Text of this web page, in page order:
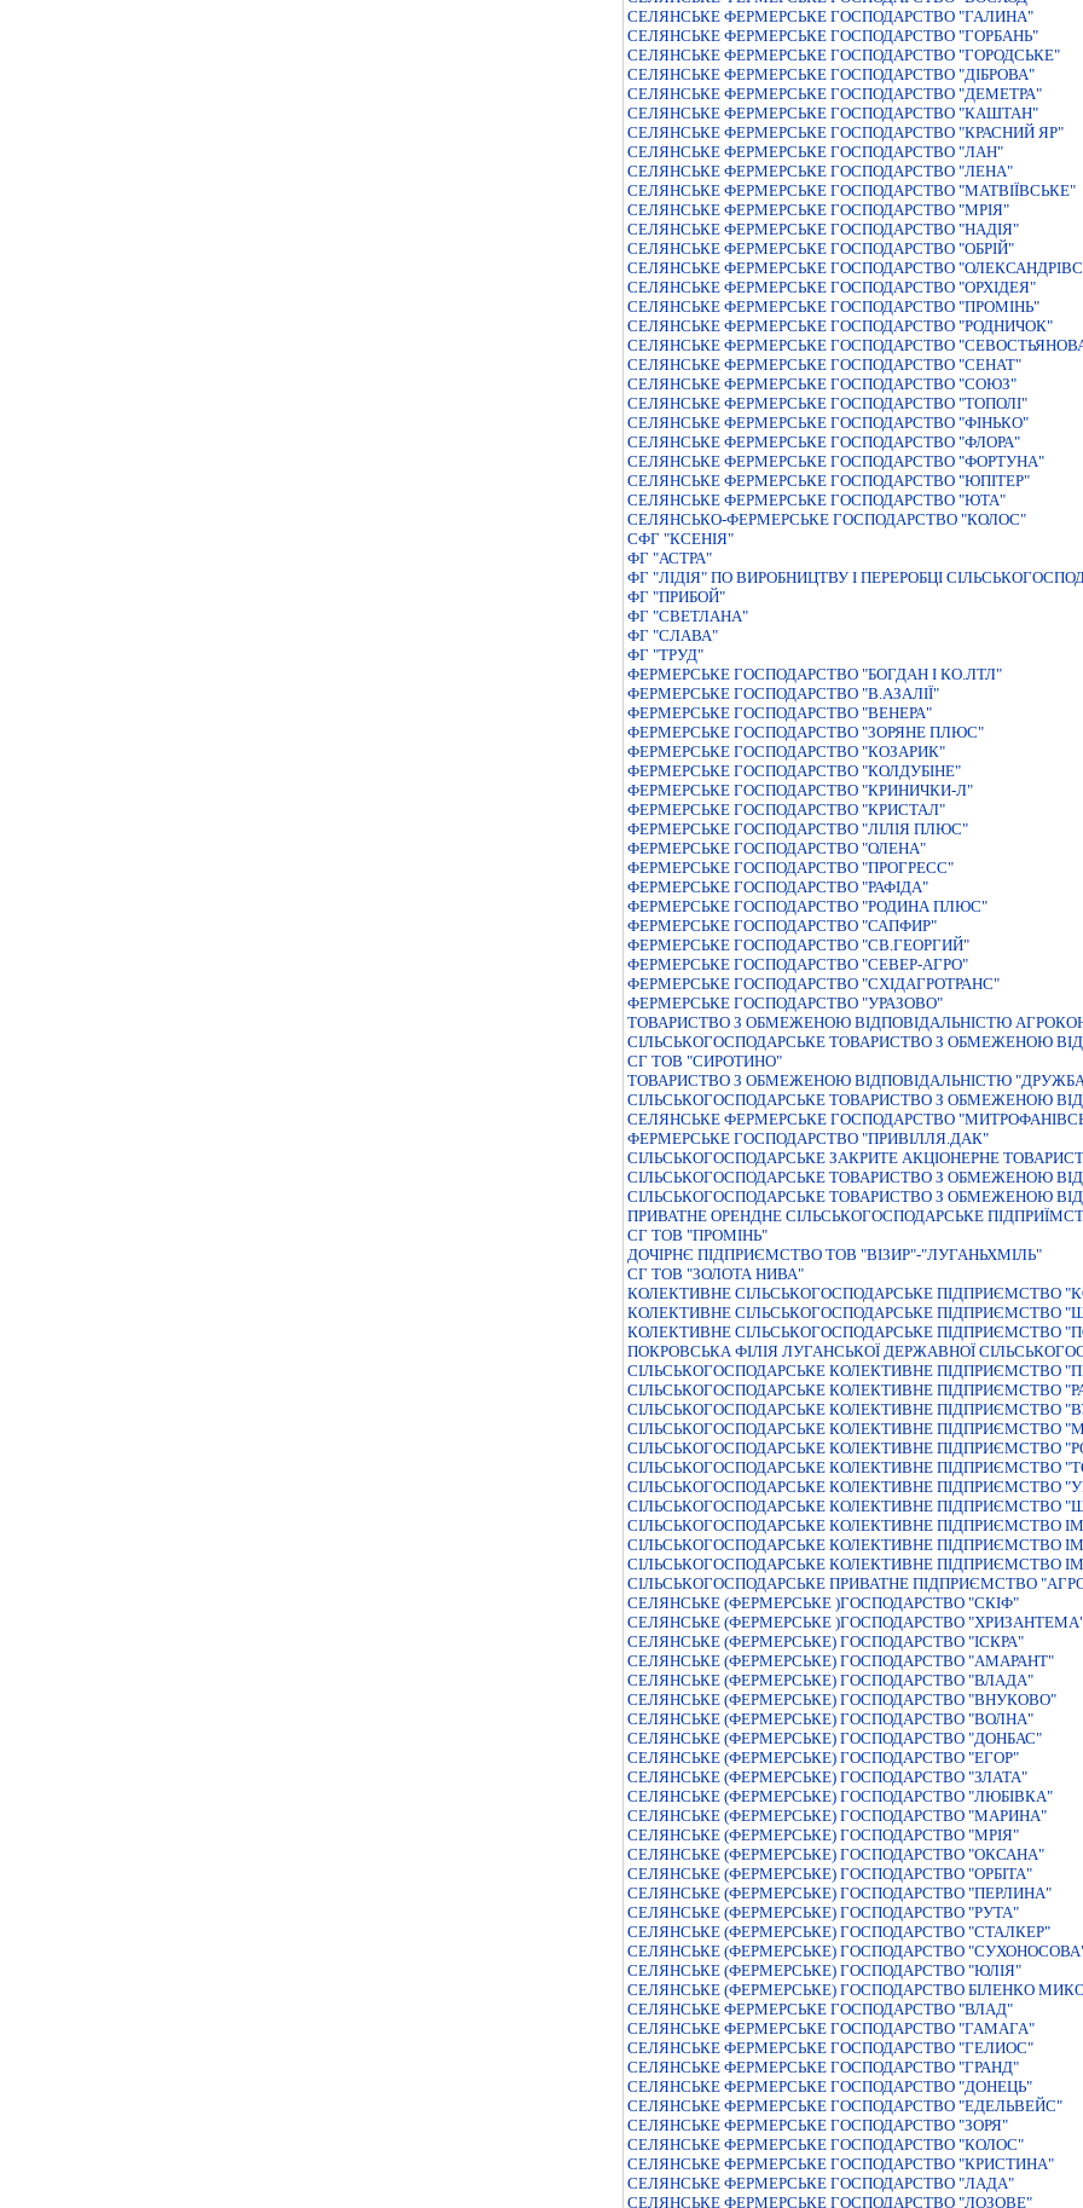
СЕЛЯНСЬКЕ ФЕРМЕРСЬКЕ ГОСПОДАРСТВО "ГАЛИНА"
СЕЛЯНСЬКЕ ФЕРМЕРСЬКЕ ГОСПОДАРСТВО "ГОРБАНЬ"
СЕЛЯНСЬКЕ ФЕРМЕРСЬКЕ ГОСПОДАРСТВО "ГОРОДСЬКЕ"
СЕЛЯНСЬКЕ ФЕРМЕРСЬКЕ ГОСПОДАРСТВО "ДIБРОВА"
СЕЛЯНСЬКЕ ФЕРМЕРСЬКЕ ГОСПОДАРСТВО "ДЕМЕТРА"
СЕЛЯНСЬКЕ ФЕРМЕРСЬКЕ ГОСПОДАРСТВО "КАШТАН"
СЕЛЯНСЬКЕ ФЕРМЕРСЬКЕ ГОСПОДАРСТВО "КРАСНИЙ ЯР"
СЕЛЯНСЬКЕ ФЕРМЕРСЬКЕ ГОСПОДАРСТВО "ЛАН"
СЕЛЯНСЬКЕ ФЕРМЕРСЬКЕ ГОСПОДАРСТВО "ЛЕНА"
СЕЛЯНСЬКЕ ФЕРМЕРСЬКЕ ГОСПОДАРСТВО "МАТВIЇВСЬКЕ"
СЕЛЯНСЬКЕ ФЕРМЕРСЬКЕ ГОСПОДАРСТВО "МРIЯ"
СЕЛЯНСЬКЕ ФЕРМЕРСЬКЕ ГОСПОДАРСТВО "НАДIЯ"
СЕЛЯНСЬКЕ ФЕРМЕРСЬКЕ ГОСПОДАРСТВО "ОБРІЙ"
СЕЛЯНСЬКЕ ФЕРМЕРСЬКЕ ГОСПОДАРСТВО
СЕЛЯНСЬКЕ ФЕРМЕРСЬКЕ ГОСПОДАРСТВО "ОРХIДЕЯ"
СЕЛЯНСЬКЕ ФЕРМЕРСЬКЕ ГОСПОДАРСТВО "ПРОМIНЬ"
СЕЛЯНСЬКЕ ФЕРМЕРСЬКЕ ГОСПОДАРСТВО "РОДНИЧОК"
СЕЛЯНСЬКЕ ФЕРМЕРСЬКЕ ГОСПОДАРСТВО
СЕЛЯНСЬКЕ ФЕРМЕРСЬКЕ ГОСПОДАРСТВО "СЕНАТ"
СЕЛЯНСЬКЕ ФЕРМЕРСЬКЕ ГОСПОДАРСТВО "СОЮЗ"
СЕЛЯНСЬКЕ ФЕРМЕРСЬКЕ ГОСПОДАРСТВО "ТОПОЛI"
СЕЛЯНСЬКЕ ФЕРМЕРСЬКЕ ГОСПОДАРСТВО "ФIНЬКО"
СЕЛЯНСЬКЕ ФЕРМЕРСЬКЕ ГОСПОДАРСТВО "ФЛОРА"
СЕЛЯНСЬКЕ ФЕРМЕРСЬКЕ ГОСПОДАРСТВО "ФОРТУНА"
СЕЛЯНСЬКЕ ФЕРМЕРСЬКЕ ГОСПОДАРСТВО "ЮПІТЕР"
СЕЛЯНСЬКЕ ФЕРМЕРСЬКЕ ГОСПОДАРСТВО "ЮТА"
СЕЛЯНСЬКО-ФЕРМЕРСЬКЕ ГОСПОДАРСТВО "КОЛОС"
СФГ "КСЕНІЯ"
ФГ "АСТРА"
ФГ "ЛІДІЯ" ПО ВИРОБНИЦТВУ І ПЕРЕРОБЦІ
ФГ "ПРИБОЙ"
ФГ "СВЕТЛАНА"
ФГ "СЛАВА"
ФГ "ТРУД"
ФЕРМЕРСЬКЕ ГОСПОДАРСТВО "БОГДАН I КО.ЛТЛ"
ФЕРМЕРСЬКЕ ГОСПОДАРСТВО "В.АЗАЛIЇ"
ФЕРМЕРСЬКЕ ГОСПОДАРСТВО "ВЕНЕРА"
ФЕРМЕРСЬКЕ ГОСПОДАРСТВО "ЗОРЯНЕ ПЛЮС"
ФЕРМЕРСЬКЕ ГОСПОДАРСТВО "КОЗАРИК"
ФЕРМЕРСЬКЕ ГОСПОДАРСТВО "КОЛДУБІНЕ"
ФЕРМЕРСЬКЕ ГОСПОДАРСТВО "КРИНИЧКИ-Л"
ФЕРМЕРСЬКЕ ГОСПОДАРСТВО "КРИСТАЛ"
ФЕРМЕРСЬКЕ ГОСПОДАРСТВО "ЛIЛIЯ ПЛЮС"
ФЕРМЕРСЬКЕ ГОСПОДАРСТВО "ОЛЕНА"
ФЕРМЕРСЬКЕ ГОСПОДАРСТВО "ПРОГРЕСС"
ФЕРМЕРСЬКЕ ГОСПОДАРСТВО "РАФIДА"
ФЕРМЕРСЬКЕ ГОСПОДАРСТВО "РОДИНА ПЛЮС"
ФЕРМЕРСЬКЕ ГОСПОДАРСТВО "САПФИР"
ФЕРМЕРСЬКЕ ГОСПОДАРСТВО "СВ.ГЕОРГИЙ"
ФЕРМЕРСЬКЕ ГОСПОДАРСТВО "СЕВЕР-АГРО"
ФЕРМЕРСЬКЕ ГОСПОДАРСТВО "СХIДАГРОТРАНС"
ФЕРМЕРСЬКЕ ГОСПОДАРСТВО "УРАЗОВО"
ТОВАРИСТВО З ОБМЕЖЕНОЮ ВIДПОВIДАЛЬНIСТЮ
СIЛЬСЬКОГОСПОДАРСЬКЕ ТОВАРИСТВО З ОБМЕЖЕНОЮ
СГ ТОВ "СИРОТИНО"
ТОВАРИСТВО З ОБМЕЖЕНОЮ ВІДПОВІДАЛЬНІСТЮ
СIЛЬСЬКОГОСПОДАРСЬКЕ ТОВАРИСТВО З ОБМЕЖЕНОЮ
СЕЛЯНСЬКЕ ФЕРМЕРСЬКЕ ГОСПОДАРСТВО
ФЕРМЕРСЬКЕ ГОСПОДАРСТВО "ПРИВІЛЛЯ.ДАК"
СIЛЬСЬКОГОСПОДАРСЬКЕ ЗАКРИТЕ АКЦIОНЕРНЕ
СІЛЬСЬКОГОСПОДАРСЬКЕ ТОВАРИСТВО З ОБМЕЖЕНОЮ
СIЛЬСЬКОГОСПОДАРСЬКЕ ТОВАРИСТВО З ОБМЕЖЕНОЮ
ПРИВАТНЕ ОРЕНДНЕ СIЛЬСЬКОГОСПОДАРСЬКЕ
СГ ТОВ "ПРОМІНЬ"
ДОЧIРНЄ ПIДПРИЄМСТВО ТОВ "ВIЗИР"-"ЛУГАНЬХМIЛЬ"
СГ ТОВ "ЗОЛОТА НИВА"
КОЛЕКТИВНЕ СIЛЬСЬКОГОСПОДАРСЬКЕ ПIДПРИЄМСТВО
КОЛЕКТИВНЕ СIЛЬСЬКОГОСПОДАРСЬКЕ ПIДПРИЄМСТВО
КОЛЕКТИВНЕ СІЛЬСЬКОГОСПОДАРСЬКЕ ПІДПРИЄМСТВО
ПОКРОВСЬКА ФІЛІЯ ЛУГАНСЬКОЇ ДЕРЖАВНОЇ
СIЛЬСЬКОГОСПОДАРСЬКЕ КОЛЕКТИВНЕ ПIДПРИЄМСТВО
СIЛЬСЬКОГОСПОДАРСЬКЕ КОЛЕКТИВНЕ ПIДПРИЄМСТВО
СІЛЬСЬКОГОСПОДАРСЬКЕ КОЛЕКТИВНЕ ПІДПРИЄМСТВО
СІЛЬСЬКОГОСПОДАРСЬКЕ КОЛЕКТИВНЕ ПІДПРИЄМСТВО
СІЛЬСЬКОГОСПОДАРСЬКЕ КОЛЕКТИВНЕ ПІДПРИЄМСТВО
СІЛЬСЬКОГОСПОДАРСЬКЕ КОЛЕКТИВНЕ ПІДПРИЄМСТВО
СІЛЬСЬКОГОСПОДАРСЬКЕ КОЛЕКТИВНЕ ПІДПРИЄМСТВО
СІЛЬСЬКОГОСПОДАРСЬКЕ КОЛЕКТИВНЕ ПІДПРИЄМСТВО
СІЛЬСЬКОГОСПОДАРСЬКЕ КОЛЕКТИВНЕ ПІДПРИЄМСТВО
СІЛЬСЬКОГОСПОДАРСЬКЕ КОЛЕКТИВНЕ ПІДПРИЄМСТВО
СІЛЬСЬКОГОСПОДАРСЬКЕ КОЛЕКТИВНЕ ПІДПРИЄМСТВО
СІЛЬСЬКОГОСПОДАРСЬКЕ ПРИВАТНЕ ПІДПРИЄМСТВО
СЕЛЯНСЬКЕ (ФЕРМЕРСЬКЕ )ГОСПОДАРСТВО "СКIФ"
СЕЛЯНСЬКЕ (ФЕРМЕРСЬКЕ )ГОСПОДАРСТВО
СЕЛЯНСЬКЕ (ФЕРМЕРСЬКЕ) ГОСПОДАРСТВО "ІСКРА"
СЕЛЯНСЬКЕ (ФЕРМЕРСЬКЕ) ГОСПОДАРСТВО "АМАРАНТ"
СЕЛЯНСЬКЕ (ФЕРМЕРСЬКЕ) ГОСПОДАРСТВО "ВЛАДА"
СЕЛЯНСЬКЕ (ФЕРМЕРСЬКЕ) ГОСПОДАРСТВО "ВНУКОВО"
СЕЛЯНСЬКЕ (ФЕРМЕРСЬКЕ) ГОСПОДАРСТВО "ВОЛНА"
СЕЛЯНСЬКЕ (ФЕРМЕРСЬКЕ) ГОСПОДАРСТВО "ДОНБАС"
СЕЛЯНСЬКЕ (ФЕРМЕРСЬКЕ) ГОСПОДАРСТВО "ЕГОР"
СЕЛЯНСЬКЕ (ФЕРМЕРСЬКЕ) ГОСПОДАРСТВО "ЗЛАТА"
СЕЛЯНСЬКЕ (ФЕРМЕРСЬКЕ) ГОСПОДАРСТВО "ЛЮБІВКА"
СЕЛЯНСЬКЕ (ФЕРМЕРСЬКЕ) ГОСПОДАРСТВО "МАРИНА"
СЕЛЯНСЬКЕ (ФЕРМЕРСЬКЕ) ГОСПОДАРСТВО "МРIЯ"
СЕЛЯНСЬКЕ (ФЕРМЕРСЬКЕ) ГОСПОДАРСТВО "ОКСАНА"
СЕЛЯНСЬКЕ (ФЕРМЕРСЬКЕ) ГОСПОДАРСТВО "ОРБIТА"
СЕЛЯНСЬКЕ (ФЕРМЕРСЬКЕ) ГОСПОДАРСТВО "ПЕРЛИНА"
СЕЛЯНСЬКЕ (ФЕРМЕРСЬКЕ) ГОСПОДАРСТВО "РУТА"
СЕЛЯНСЬКЕ (ФЕРМЕРСЬКЕ) ГОСПОДАРСТВО "СТАЛКЕР"
СЕЛЯНСЬКЕ (ФЕРМЕРСЬКЕ) ГОСПОДАРСТВО
СЕЛЯНСЬКЕ (ФЕРМЕРСЬКЕ) ГОСПОДАРСТВО "ЮЛІЯ"
СЕЛЯНСЬКЕ (ФЕРМЕРСЬКЕ) ГОСПОДАРСТВО БIЛЕНКО
СЕЛЯНСЬКЕ ФЕРМЕРСЬКЕ ГОСПОДАРСТВО "ВЛАД"
СЕЛЯНСЬКЕ ФЕРМЕРСЬКЕ ГОСПОДАРСТВО "ГАМАГА"
СЕЛЯНСЬКЕ ФЕРМЕРСЬКЕ ГОСПОДАРСТВО "ГЕЛИОС"
СЕЛЯНСЬКЕ ФЕРМЕРСЬКЕ ГОСПОДАРСТВО "ГРАНД"
СЕЛЯНСЬКЕ ФЕРМЕРСЬКЕ ГОСПОДАРСТВО "ДОНЕЦЬ"
СЕЛЯНСЬКЕ ФЕРМЕРСЬКЕ ГОСПОДАРСТВО "ЕДЕЛЬВЕЙС"
СЕЛЯНСЬКЕ ФЕРМЕРСЬКЕ ГОСПОДАРСТВО "ЗОРЯ"
СЕЛЯНСЬКЕ ФЕРМЕРСЬКЕ ГОСПОДАРСТВО "КОЛОС"
СЕЛЯНСЬКЕ ФЕРМЕРСЬКЕ ГОСПОДАРСТВО "КРИСТИНА"
СЕЛЯНСЬКЕ ФЕРМЕРСЬКЕ ГОСПОДАРСТВО "ЛАДА"
СЕЛЯНСЬКЕ ФЕРМЕРСЬКЕ ГОСПОДАРСТВО "ЛОЗОВЕ"